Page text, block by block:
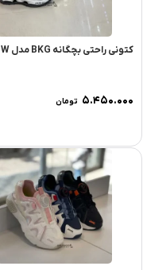
کتونی راحتی بچگانه BKG مدل W
۵.۴۵۰.۰۰۰ تومان